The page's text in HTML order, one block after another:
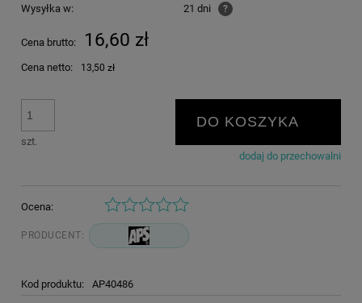
Wysyłka w: 21 dni ?
Cena brutto: 16,60 zł
Cena netto: 13,50 zł
szt.
DO KOSZYKA
dodaj do przechowalni
Ocena:
PRODUCENT:
Kod produktu: AP40486